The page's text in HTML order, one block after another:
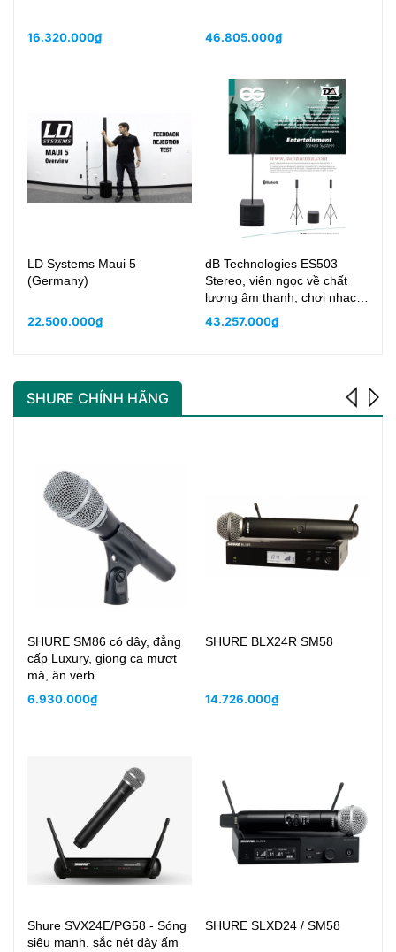
16.320.000₫
LD Systems Maui 5
(Germany)
22.500.000₫
46.805.000₫
dB Technologies ES503
Stereo, viên ngọc về chất
lượng âm thanh, chơi nhạc -
nghe nhạc đẳng cấp luxury
43.257.000₫
SHURE CHÍNH HÃNG
SHURE SM86 có dây, đẳng
cấp Luxury, giọng ca mượt
mà, ăn verb
6.930.000₫
Shure SVX24E/PG58 - Sóng
siêu mạnh, sắc nét dày ấm
SHURE BLX24R SM58
14.726.000₫
SHURE SLXD24 / SM58